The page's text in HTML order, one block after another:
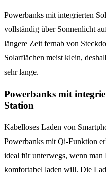
Powerbanks mit integrierten
vollständig über Sonnenlicht
längere Zeit fernab von
Solarflächen meist klein,
sehr lange.
Powerbanks mit
Station
Kabelloses Laden von
Powerbanks mit Qi-Funktion
ideal für unterwegs, wenn
komfortabel laden will. Die